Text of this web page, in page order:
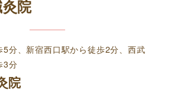
院
5分、新宿西口駅から徒歩2分、西武
3分
院